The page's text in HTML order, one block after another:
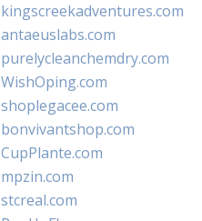
kingscreekadventures.com
antaeuslabs.com
purelycleanchemdry.com
WishOping.com
shoplegacee.com
bonvivantshop.com
CupPlante.com
mpzin.com
stcreal.com